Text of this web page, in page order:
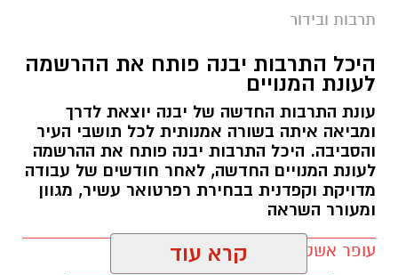
תרבות ובידור
היכל התרבות יבנה פותח את ההרשמה
לעונת המנויים
עונת התרבות החדשה של יבנה יוצאת לדרך
ומביאה איתה בשורה אמנותית לכל תושבי העיר
והסביבה. היכל התרבות יבנה פותח את ההרשמה
לעונת המנויים החדשה, לאחר חודשים של עבודה
מדויקת וקפדנית בבחירת רפרטואר עשיר, מגוון
ומעורר השראה
עופר אשטוקר / 11:19 02.07.26 קרא עוד